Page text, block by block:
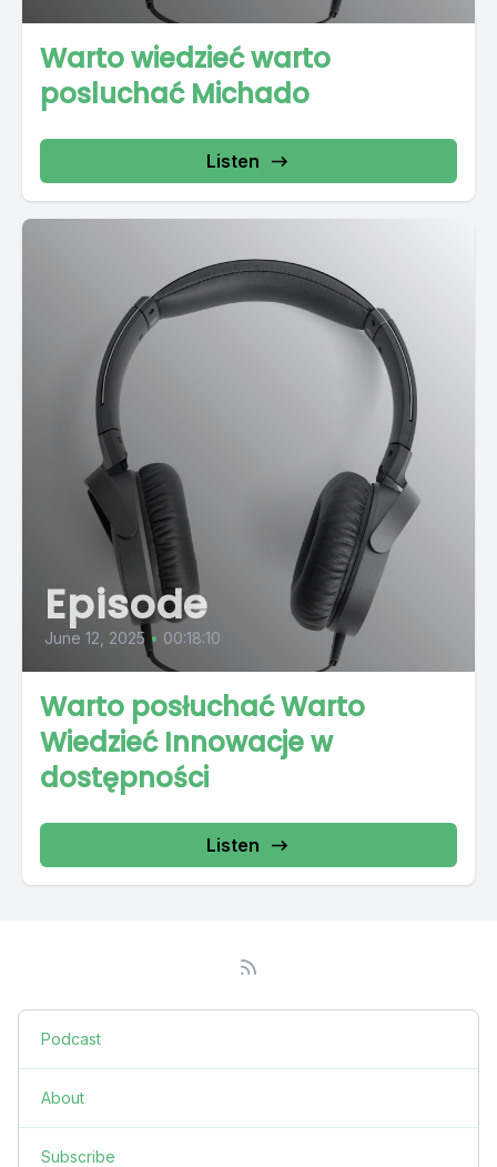
Warto wiedzieć warto
posluchać Michado
Listen
Episode
June 12, 2025 • 00:18:10
Warto posłuchać Warto
Wiedzieć Innowacje w
dostępności
Listen
Podcast
About
Subscribe